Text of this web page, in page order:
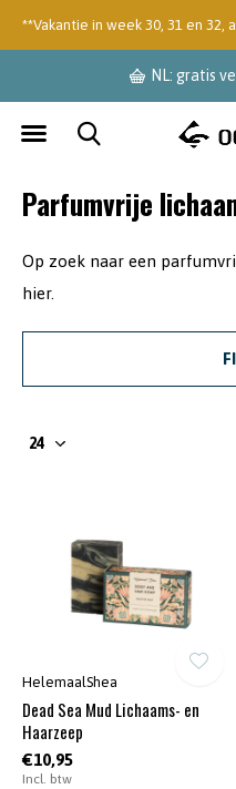
NL: gratis
**Vakantie in week 30, 31 en 32,
Parfumvrije
Op zoek naar een
hier.
HelemaalShea
Dead Sea Mud Lichaams- en
Haarzeep
€10,95
Incl. btw